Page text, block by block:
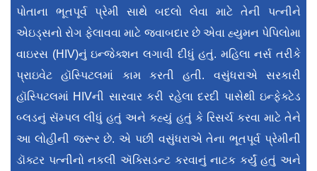
પોતાના ભૂતપૂર્વ પ્રેમી સાથે બદલો લેવા માટે તેની પત્નીને
એઇડ્સનો રોગ ફેલાવવા માટે જવાબદાર છે એવા હ્યુમન પેપિલોમા
વાઇરસ (HIV)નું ઇન્જેક્શન લગાવી દીધું હતું. મહિલા નર્સ તરીકે
પ્રાઇવેટ હૉસ્પિટલમાં કામ કરતી હતી. વસુંધરાએ સરકારી
હૉસ્પિટલમાં HIVની સારવાર કરી રહેલા દરદી પાસેથી ઇન્ફેક્ટેડ
બ્લડનું સૅમ્પલ લીધું હતું અને કહ્યું હતું કે રિસર્ચ કરવા માટે તેને
આ લોહીની જરૂર છે. એ પછી વસુંધરાએ તેના ભૂતપૂર્વ પ્રેમીની
ડૉક્ટર પત્નીનો નકલી ઍક્સિડન્ટ કરવાનું નાટક કર્યું હતું અને